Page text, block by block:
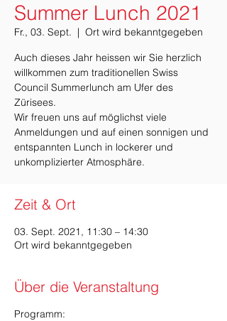
Summer Lunch 2021
Fr., 03. Sept.
  |
Ort wird bekanntgegeben
Auch dieses Jahr heissen wir Sie herzlich
willkommen zum traditionellen Swiss
Council Summerlunch am Ufer des
Zürisees.
Wir freuen uns auf möglichst viele
Anmeldungen und auf einen sonnigen und
entspannten Lunch in lockerer und
Zeit & Ort
03. Sept. 2021, 11:30 – 14:30
Ort wird bekanntgegeben
Über die Veranstaltung
Programm: